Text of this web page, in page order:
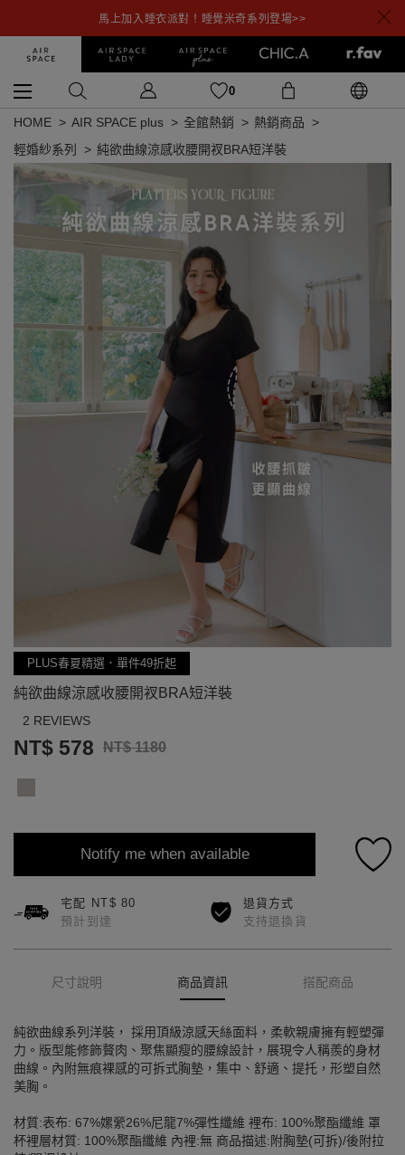
馬上加入睡衣派對！睡覺米奇系列登場>>
0
HOME AIR SPACE plus 全館熱銷
熱銷商品
輕婚紗系列
純欲曲線涼感收腰開衩BRA短洋裝
PLUS春夏精選．單件49折起
純欲曲線涼感收腰開衩BRA短洋裝
2 REVIEWS
NT$ 578 NT$ 1180
Notify me when available
宅配 NT$ 80
預計到達
退貨方式
支持退換貨
尺寸說明 商品資訊 搭配商品
純欲曲線系列洋裝， 採用頂級涼感天絲面料，柔軟親膚擁有輕塑彈
力。版型能修飾贅肉、聚焦顯瘦的腰線設計，展現令人稱羨的身材
曲線。內附無痕裸感的可拆式胸墊，集中、舒適、提托，形塑自然
美胸。
材質:表布: 67%嫘縈26%尼龍7%彈性纖維 裡布: 100%聚酯纖維 罩
杯裡層材質: 100%聚酯纖維 內裡:無 商品描述:附胸墊(可拆)/後附拉